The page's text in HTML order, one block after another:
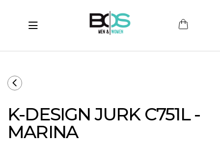
(Men)
(Sale)
Toggle navigation
K-DESIGN JURK C751L -
MARINA